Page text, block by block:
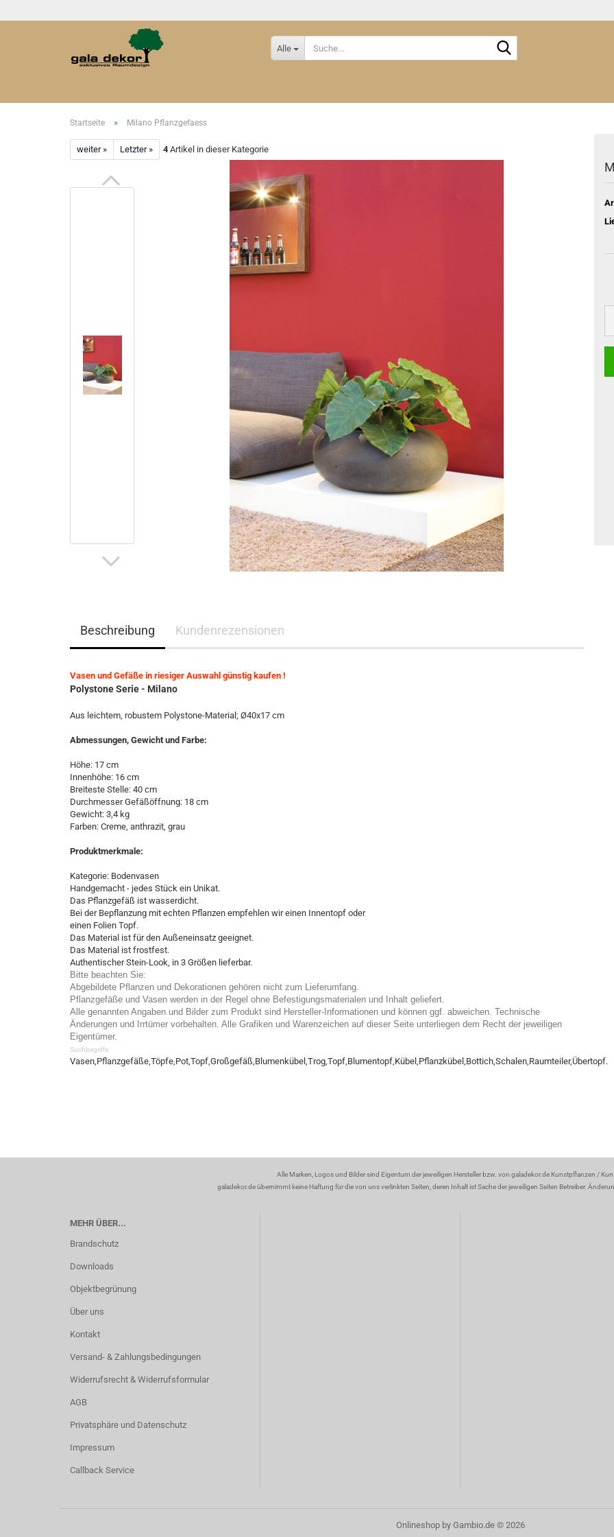
Alle
Startseite » Milano Pflanzgefaess
weiter » Letzter » 4 Artikel in dieser Kategorie
Beschreibung Kundenrezensionen
Vasen und Gefäße in riesiger Auswahl günstig kaufen !
Polystone Serie - Milano
Aus leichtem, robustem Polystone-Material; Ø40x17 cm
Abmessungen, Gewicht und Farbe:
Höhe: 17 cm
Innenhöhe: 16 cm
Breiteste Stelle: 40 cm
Durchmesser Gefäßöffnung: 18 cm
Gewicht: 3,4 kg
Farben: Creme, anthrazit, grau
Produktmerkmale:
Kategorie: Bodenvasen
Handgemacht - jedes Stück ein Unikat.
Das Pflanzgefäß ist wasserdicht.
Bei der Bepflanzung mit echten Pflanzen empfehlen wir einen Innentopf oder
einen Folien Topf.
Das Material ist für den Außeneinsatz geeignet.
Das Material ist frostfest.
Authentischer Stein-Look, in 3 Größen lieferbar.
Bitte beachten Sie:
Abgebildete Pflanzen und Dekorationen gehören nicht zum Lieferumfang.
Pflanzgefäße und Vasen werden in der Regel ohne Befestigungsmaterialen und Inhalt geliefert.
Alle genannten Angaben und Bilder zum Produkt sind Hersteller-Informationen und können ggf. abweichen. Technische
Änderungen und Irrtümer vorbehalten. Alle Grafiken und Warenzeichen auf dieser Seite unterliegen dem Recht der jeweiligen
Eigentümer.
Suchbegriffe:
Vasen,Pflanzgefäße,Töpfe,Pot,Topf,Großgefäß,Blumenkübel,Trog,Topf,Blumentopf,Kübel,Pflanzkübel,Bottich,Schalen,Raumteiler,Übertopf.
Alle Marken, Logos und Bilder sind Eigentum der jeweiligen Hersteller bzw. von galadekor.de Kunstpflanzen /
galadekor.de übernimmt keine Haftung für die von uns verlinkten Seiten, deren Inhalt ist Sache der jeweiligen Seiten Betreiber.
MEHR ÜBER...
Brandschutz
Downloads
Objektbegrünung
Über uns
Kontakt
Versand- & Zahlungsbedingungen
Widerrufsrecht & Widerrufsformular
AGB
Privatsphäre und Datenschutz
Impressum
Callback Service
Onlineshop by Gambio.de © 2026